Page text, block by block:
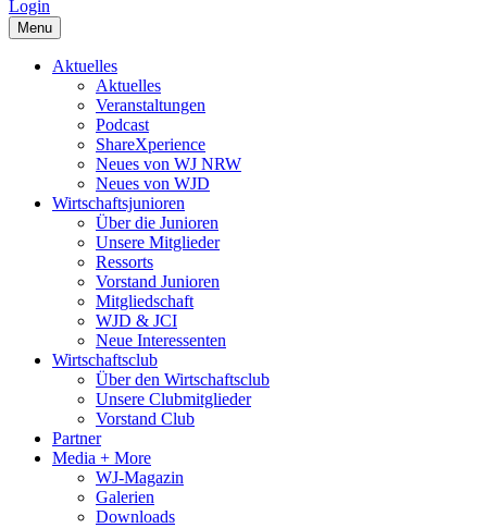
Login
Menu
Aktuelles
Aktuelles
Veranstaltungen
Podcast
ShareXperience
Neues von WJ NRW
Neues von WJD
Wirtschaftsjunioren
Über die Junioren
Unsere Mitglieder
Ressorts
Vorstand Junioren
Mitgliedschaft
WJD & JCI
Neue Interessenten
Wirtschaftsclub
Über den Wirtschaftsclub
Unsere Clubmitglieder
Vorstand Club
Partner
Media + More
WJ-Magazin
Galerien
Downloads